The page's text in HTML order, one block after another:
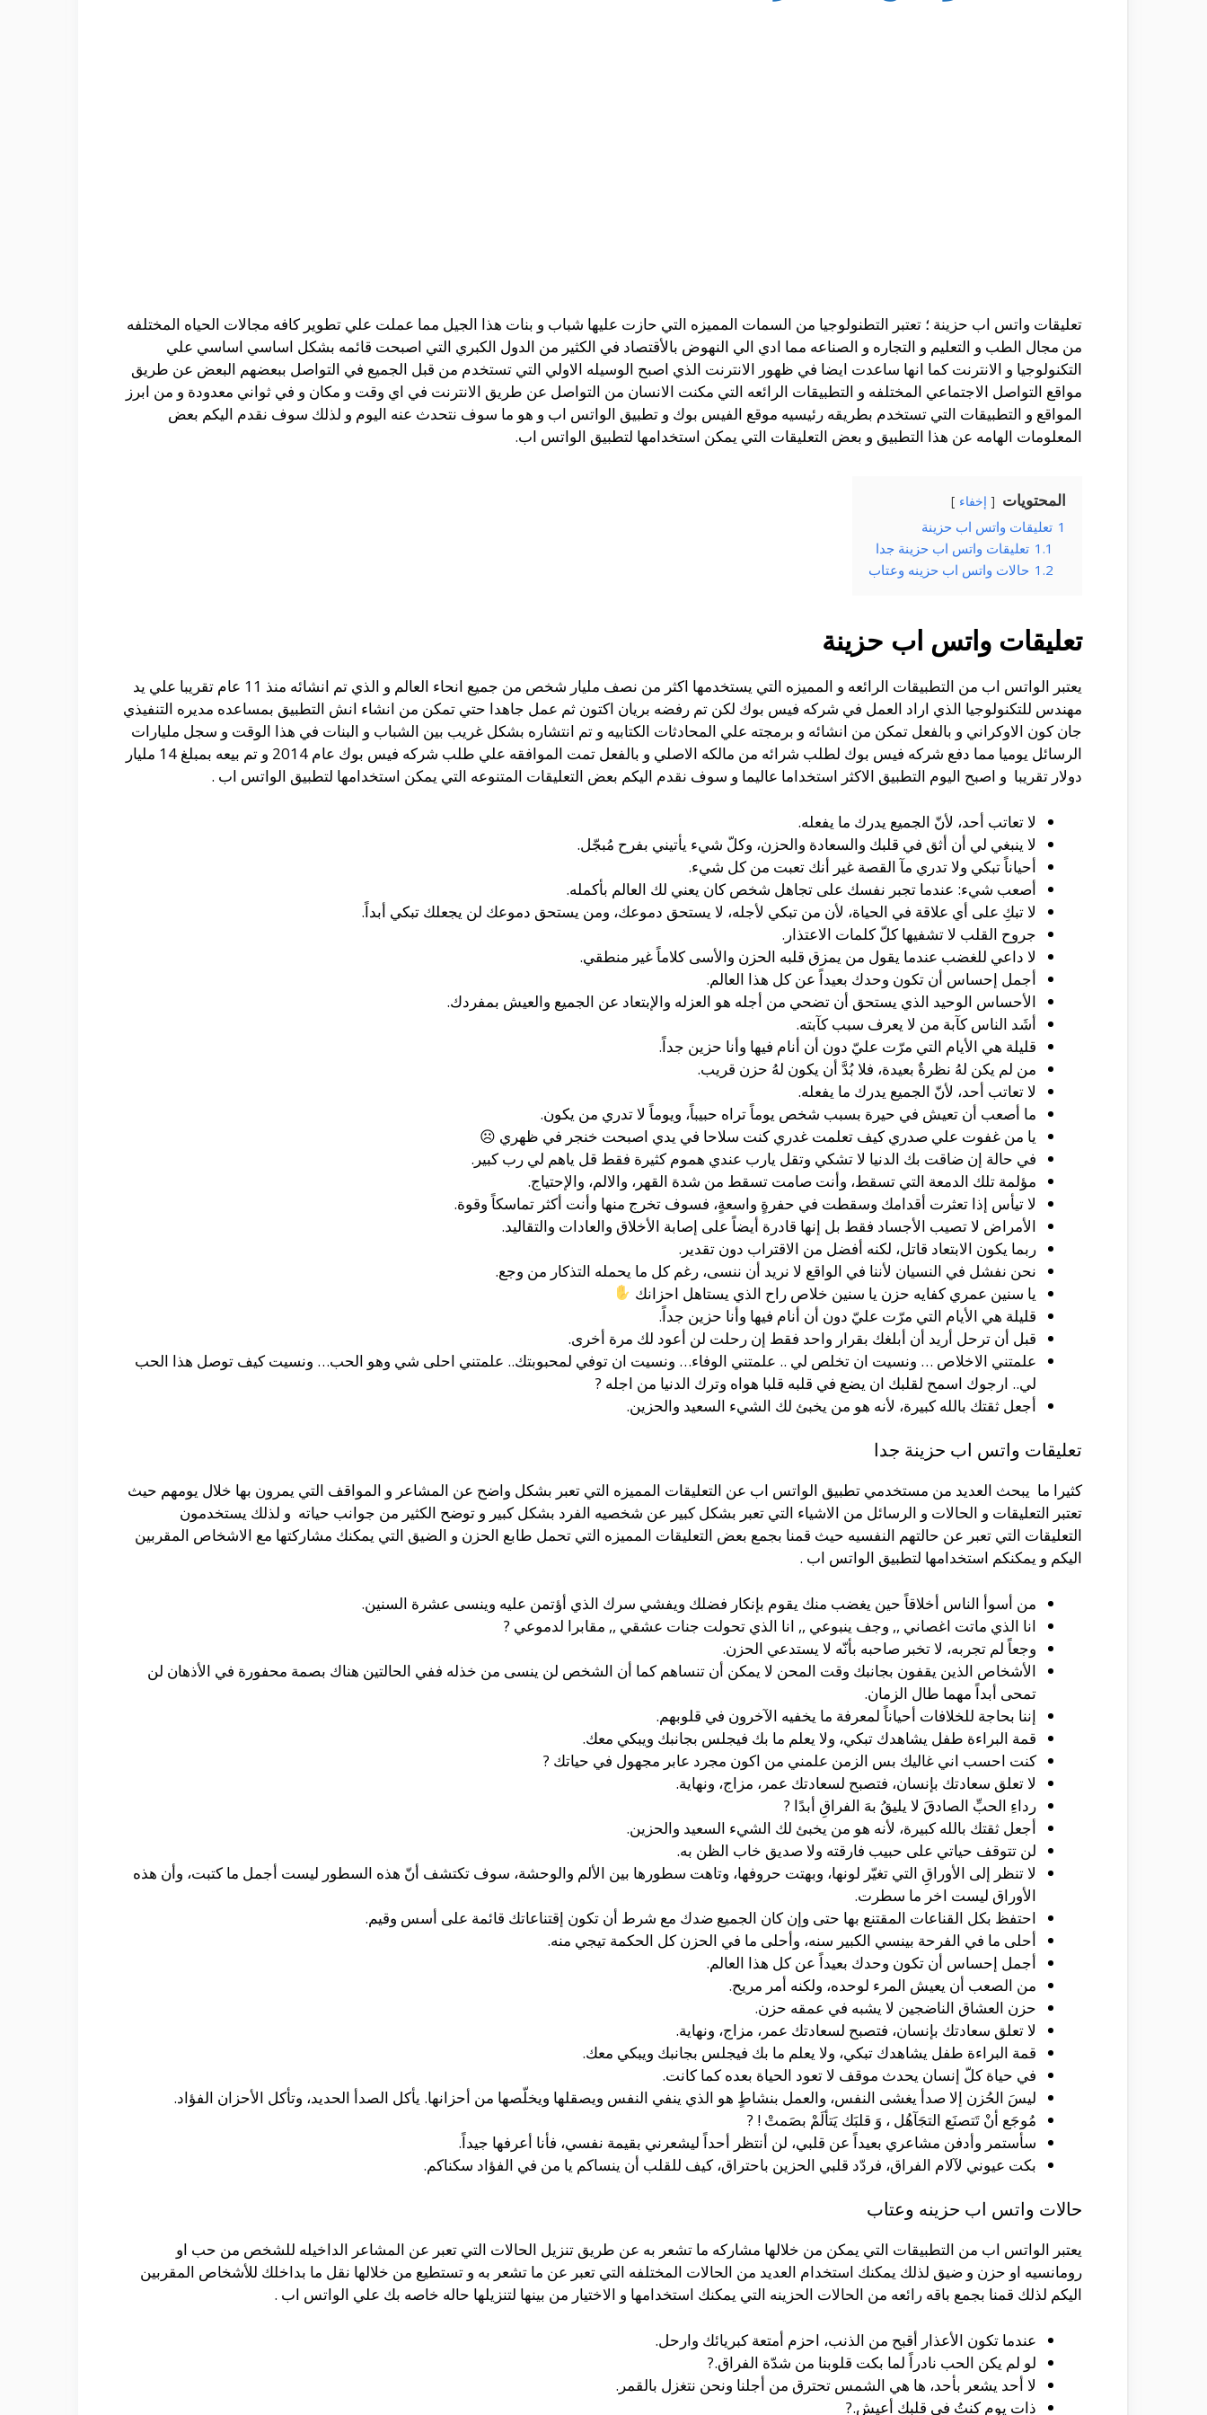
تعليقات واتس اب حزينة ؛ تعتبر التطنولوجيا من السمات المميزه التي حازت عليها شباب و بنات هذا الجيل مما عملت علي تطوير كافه مجالات الحياه المختلفه
من مجال الطب و التعليم و التجاره و الصناعه مما ادي الي النهوض بالأقتصاد في الكثير من الدول الكبري التي اصبحت قائمه بشكل اساسي اساسي علي
التكنولوجيا و الانترنت كما انها ساعدت ايضا في ظهور الانترنت الذي اصبح الوسيله الاولي التي تستخدم من قبل الجميع في التواصل ببعضهم البعض عن طريق
مواقع التواصل الاجتماعي المختلفه و التطبيقات الرائعه التي مكنت الانسان من التواصل عن طريق الانترنت في اي وقت و مكان و في ثواني معدودة و من ابرز
المواقع و التطبيقات التي تستخدم بطريقه رئيسيه موقع الفيس بوك و تطبيق الواتس اب و هو ما سوف نتحدث عنه اليوم و لذلك سوف نقدم اليكم بعض
المعلومات الهامه عن هذا التطبيق و بعض التعليقات التي يمكن استخدامها لتطبيق الواتس اب.
المحتويات إخفاء
1 تعليقات واتس اب حزينة
1.1 تعليقات واتس اب حزينة جدا
1.2 حالات واتس اب حزينه وعتاب
تعليقات واتس اب حزينة
يعتبر الواتس اب من التطبيقات الرائعه و المميزه التي يستخدمها اكثر من نصف مليار شخص من جميع انحاء العالم و الذي تم انشائه منذ 11 عام تقريبا علي يد
مهندس للتكنولوجيا الذي اراد العمل في شركه فيس بوك لكن تم رفضه بريان اكتون ثم عمل جاهدا حتي تمكن من انشاء انش التطبيق بمساعده مديره التنفيذي
جان كون الاوكراني و بالفعل تمكن من انشائه و برمجته علي المحادثات الكتابيه و تم انتشاره بشكل غريب بين الشباب و البنات في هذا الوقت و سجل مليارات
الرسائل يوميا مما دفع شركه فيس بوك لطلب شرائه من مالكه الاصلي و بالفعل تمت الموافقه علي طلب شركه فيس بوك عام 2014 و تم بيعه بمبلغ 14 مليار
دولار تقريبا و اصبح اليوم التطبيق الاكثر استخداما عاليما و سوف نقدم اليكم بعض التعليقات المتنوعه التي يمكن استخدامها لتطبيق الواتس اب .
لا تعاتب أحد، لأنّ الجميع يدرك ما يفعله.
لا ينبغي لي أن أثق في قلبك والسعادة والحزن، وكلّ شيء يأتيني بفرح مُبجّل.
أحياناً تبكي ولا تدري مآ القصة غير أنك تعبت من كل شيء.
أصعب شيء: عندما تجبر نفسك على تجاهل شخص كان يعني لك العالم بأكمله.
لا تبكِ على أي علاقة في الحياة، لأن من تبكي لأجله، لا يستحق دموعك، ومن يستحق دموعك لن يجعلك تبكي أبداً.
جروح القلب لا تشفيها كلّ كلمات الاعتذار.
لا داعي للغضب عندما يقول من يمزق قلبه الحزن والأسى كلاماً غير منطقي.
أجمل إحساس أن تكون وحدك بعيداً عن كل هذا العالم.
الأحساس الوحيد الذي يستحق أن تضحي من أجله هو العزله والإبتعاد عن الجميع والعيش بمفردك.
أشَد الناس كآبة من لا يعرف سبب كآبته.
قليلة هي الأيام التي مرّت عليّ دون أن أنام فيها وأنا حزين جداً.
من لم يكن لهُ نظرةٌ بعيدة، فلا بُدَّ أن يكون لهُ حزن قريب.
لا تعاتب أحد، لأنّ الجميع يدرك ما يفعله.
ما أصعب أن تعيش في حيرة بسبب شخص يوماً تراه حبيباً، ويوماً لا تدري من يكون.
يا من غفوت علي صدري كيف تعلمت غدري كنت سلاحا في يدي اصبحت خنجر في ظهري ☹
في حالة إن ضاقت بك الدنيا لا تشكي وتقل يارب عندي هموم كثيرة فقط قل ياهم لي رب كبير.
مؤلمة تلك الدمعة التي تسقط، وأنت صامت تسقط من شدة القهر، والالم، والإحتياج.
لا تيأس إذا تعثرت أقدامك وسقطت في حفرةٍ واسعةٍ، فسوف تخرج منها وأنت أكثر تماسكاً وقوة.
الأمراض لا تصيب الأجساد فقط بل إنها قادرة أيضاً على إصابة الأخلاق والعادات والتقاليد.
ربما يكون الابتعاد قاتل، لكنه أفضل من الاقتراب دون تقدير.
نحن نفشل في النسيان لأننا في الواقع لا نريد أن ننسى، رغم كل ما يحمله التذكار من وجع.
يا سنين عمري كفايه حزن يا سنين خلاص راح الذي يستاهل احزانك
قليلة هي الأيام التي مرّت عليّ دون أن أنام فيها وأنا حزين جداً.
قبل أن ترحل أريد أن أبلغك بقرار واحد فقط إن رحلت لن أعود لك مرة أخرى.
علمتني الاخلاص … ونسيت ان تخلص لي .. علمتني الوفاء… ونسيت ان توفي لمحبوبتك.. علمتني احلى شي وهو الحب… ونسيت كيف توصل هذا الحب
لي.. ارجوك اسمح لقلبك ان يضع في قلبه قلبا هواه وترك الدنيا من اجله ?
أجعل ثقتك بالله كبيرة، لأنه هو من يخبئ لك الشيء السعيد والحزين.
تعليقات واتس اب حزينة جدا
كثيرا ما يبحث العديد من مستخدمي تطبيق الواتس اب عن التعليقات المميزه التي تعبر بشكل واضح عن المشاعر و المواقف التي يمرون بها خلال يومهم حيث
تعتبر التعليقات و الحالات و الرسائل من الاشياء التي تعبر بشكل كبير عن شخصيه الفرد بشكل كبير و توضح الكثير من جوانب حياته و لذلك يستخدمون
التعليقات التي تعبر عن حالتهم النفسيه حيث قمنا بجمع بعض التعليقات المميزه التي تحمل طابع الحزن و الضيق التي يمكنك مشاركتها مع الاشخاص المقربين
اليكم و يمكنكم استخدامها لتطبيق الواتس اب .
من أسوأ الناس أخلاقاً حين يغضب منك يقوم بإنكار فضلك ويفشي سرك الذي أؤتمن عليه وينسى عشرة السنين.
انا الذي ماتت اغصاني ,, وجف ينبوعي ,, انا الذي تحولت جنات عشقي ,, مقابرا لدموعي ?
وجعاً لم تجربه، لا تخبر صاحبه بأنّه لا يستدعي الحزن.
الأشخاص الذين يقفون بجانبك وقت المحن لا يمكن أن تنساهم كما أن الشخص لن ينسى من خذله ففي الحالتين هناك بصمة محفورة في الأذهان لن
تمحى أبداً مهما طال الزمان.
إننا بحاجة للخلافات أحياناً لمعرفة ما يخفيه الآخرون في قلوبهم.
قمة البراءة طفل يشاهدك تبكي، ولا يعلم ما بك فيجلس بجانبك ويبكي معك.
كنت احسب اني غاليك بس الزمن علمني من اكون مجرد عابر مجهول في حياتك ?
لا تعلق سعادتك بإنسان، فتصبح لسعادتك عمر، مزاج، ونهاية.
رداءِ الحبِّ الصادقَ لا يليقُ بهَ الفراقِ أبدًا ?
أجعل ثقتك بالله كبيرة، لأنه هو من يخبئ لك الشيء السعيد والحزين.
لن تتوقف حياتي على حبيب فارقته ولا صديق خاب الظن به.
لا تنظر إلى الأوراقِ التي تغيّر لونها، وبهتت حروفها، وتاهت سطورها بين الألم والوحشة، سوف تكتشف أنّ هذه السطور ليست أجمل ما كتبت، وأن هذه
الأوراق ليست اخر ما سطرت.
احتفظ بكل القناعات المقتنع بها حتى وإن كان الجميع ضدك مع شرط أن تكون إقتناعاتك قائمة على أسس وقيم.
أحلى ما في الفرحة بينسي الكبير سنه، وأحلى ما في الحزن كل الحكمة تيجي منه.
أجمل إحساس أن تكون وحدك بعيداً عن كل هذا العالم.
من الصعب أن يعيش المرء لوحده، ولكنه أمر مريح.
حزن العشاق الناضجين لا يشبه في عمقه حزن.
لا تعلق سعادتك بإنسان، فتصبح لسعادتك عمر، مزاج، ونهاية.
قمة البراءة طفل يشاهدك تبكي، ولا يعلم ما بك فيجلس بجانبك ويبكي معك.
في حياة كلّ إنسان يحدث موقف لا تعود الحياة بعده كما كانت.
ليسَ الحُزن إلا صدأ يغشى النفس، والعمل بنشاطٍ هو الذي ينفي النفس ويصقلها ويخلّصها من أحزانها. يأكل الصدأ الحديد، وتأكل الأحزان الفؤاد.
ﻣُﻮﺟَﻊ ﺃﻥْ ﺗَﺘﺼﻨَﻊ ﺍﻟﺘﺠَﺂﻫُﻞ ، ﻭَ ﻗﻠﺒَﻚ ﻳَﺘﺄﻟَﻢْ ﺑﺼَﻤﺖْ ! ?
سأستمر وأدفن مشاعري بعيداً عن قلبي، لن أنتظر أحداً ليشعرني بقيمة نفسي، فأنا أعرفها جيداً.
بكت عيوني لآلام الفراق، فردّد قلبي الحزين باحتراق، كيف للقلب أن ينساكم يا من في الفؤاد سكناكم.
حالات واتس اب حزينه وعتاب
يعتبر الواتس اب من التطبيقات التي يمكن من خلالها مشاركه ما تشعر به عن طريق تنزيل الحالات التي تعبر عن المشاعر الداخيله للشخص من حب او
رومانسيه او حزن و ضيق لذلك يمكنك استخدام العديد من الحالات المختلفه التي تعبر عن ما تشعر به و تستطيع من خلالها نقل ما بداخلك للأشخاص المقربين
اليكم لذلك قمنا بجمع باقه رائعه من الحالات الحزينه التي يمكنك استخدامها و الاختيار من بينها لتنزيلها حاله خاصه بك علي الواتس اب .
عندما تكون الأعذار أقبح من الذنب، احزم أمتعة كبريائك وارحل.
لو لم يكن الحب نادراً لما بكت قلوبنا من شدّة الفراق.?
لا أحد يشعر بأحد، ها هي الشمس تحترق من أجلنا ونحن نتغزل بالقمر.
ذات يومٍ كنتُ في قلبك أعيش.?